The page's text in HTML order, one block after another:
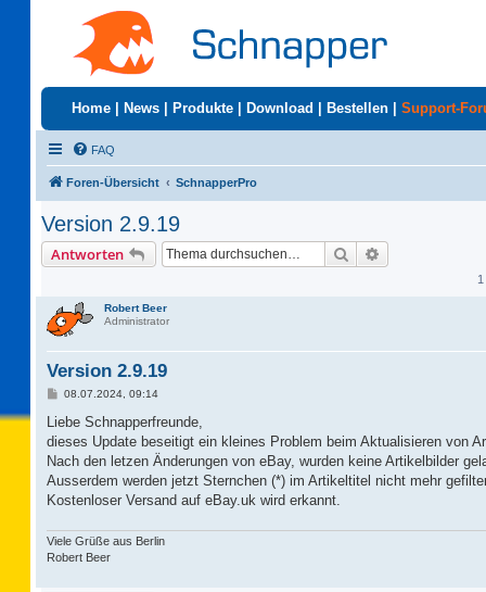
Home News Produkte Download Bestellen Support-
FAQ
Foren-Übersicht SchnapperPro
Version 2.9.19
Antworten Suche
Robert Beer
Administrator
Version 2.9.19
B
i
r
a
08.07.2024, 09:14
Liebe Schnapperfreunde,
dieses Update beseitigt ein kleines Problem beim Aktualisieren von
Nach den letzen Änderungen von eBay, wurden keine Artikelbilder
Ausserdem werden jetzt Sternchen (*) im Artikeltitel nicht mehr
Kostenloser Versand auf eBay.uk wird erkannt.
Viele Grüße aus Berlin
Robert Beer